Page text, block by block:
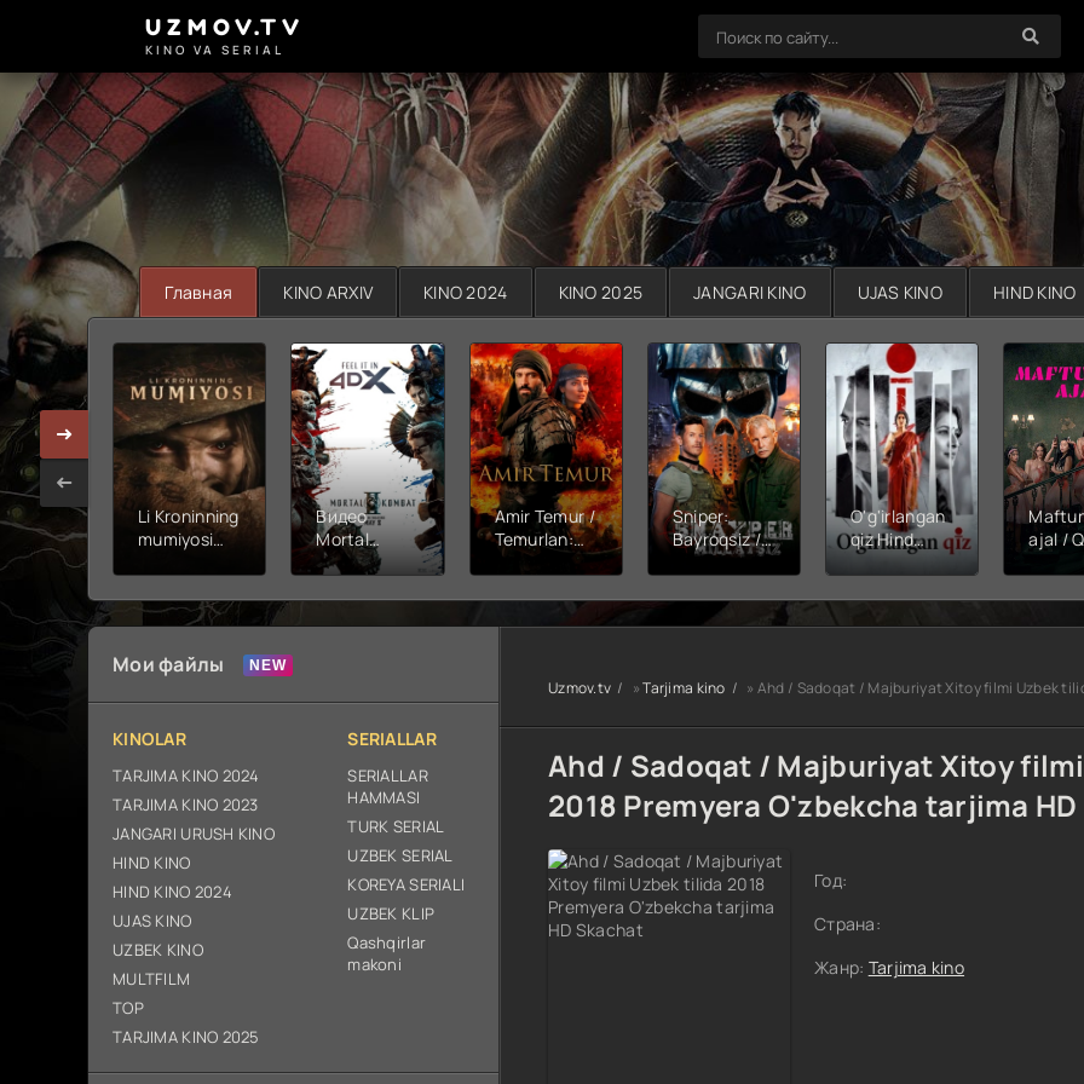
UZMOV.TV
KINO VA SERIAL
Главная KINO ARXIV KINO 2024 KINO 2025 JANGARI KINO UJAS KINO HIND KINO
Li Kroninning
mumiyosi
tarjima HD
skachat
Видео
Mortal
kombat 2 /
(2026)
Uzbek tilida
Amir Temur /
Temurlan:
Fathchining
Premyera
Netflix filmi
O'zbekcha
2026
tarjima kino
ix skachat
Sniper:
Bayroqsiz /
Snayper:
Bayroqsiz
snayper
Uzbek tilida
O'zbekcha
2026
Full HD tas-
ix skachat
O'g'irlangan
qiz Hind
kinosi 2026
O'zbekcha
tarjima kino
ajal /
tilida)
2026
Мои файлы
KINOLAR
TARJIMA KINO 2024
TARJIMA KINO 2023
JANGARI URUSH KINO
HIND KINO
HIND KINO 2024
UJAS KINO
UZBEK KINO
MULTFILM
TOP
TARJIMA KINO 2025
SERIALLAR
SERIALLAR
HAMMASI
TURK SERIAL
UZBEK SERIAL
KOREYA SERIALI
UZBEK KLIP
Qashqirlar
makoni
Uzmov.tv »Tarjima kino » Ahd / Sadoqat / Majburiyat Xitoy filmi Uzbek
Ahd / Sadoqat / Majburiyat Xitoy
2018 Premyera O'zbekcha tarjima
Год:
Страна:
Жанр: Tarjima kino